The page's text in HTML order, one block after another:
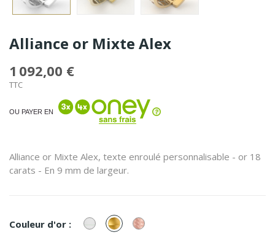
Alliance or Mixte Alex
1 092,00 €
TTC
OU PAYER EN
Alliance or Mixte Alex, texte enroulé personnalisable - or 18
carats - En 9 mm de largeur.
Couleur d'or : or
Blanc
or
Jaune
or
Rose